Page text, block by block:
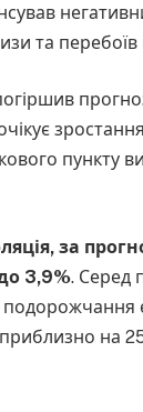
та
пункту
за
3,9%. Серед
на